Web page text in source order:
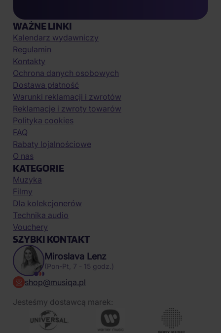
WAŻNE LINKI
Kalendarz wydawniczy
Regulamin
Kontakty
Ochrona danych osobowych
Dostawa płatność
Warunki reklamacji i zwrotów
Reklamacje i zwroty towarów
Polityka cookies
FAQ
Rabaty lojalnościowe
O nas
KATEGORIE
Muzyka
Filmy
Dla kolekcjonerów
Technika audio
Vouchery
SZYBKI KONTAKT
Miroslava Lenz
(Pon-Pt, 7 - 15 godz.)
shop@musiqa.pl
Jesteśmy dostawcą marek: